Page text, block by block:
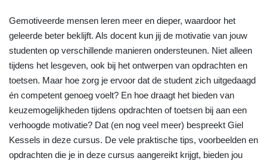
Gemotiveerde mensen leren meer en dieper, waardoor het
geleerde beter beklijft. Als docent kun jij de motivatie van jouw
studenten op verschillende manieren ondersteunen. Niet alleen
tijdens het lesgeven, ook bij het ontwerpen van opdrachten en
toetsen. Maar hoe zorg je ervoor dat de student zich uitgedaagd
én competent genoeg voelt? En hoe draagt het bieden van
keuzemogelijkheden tijdens opdrachten of toetsen bij aan een
verhoogde motivatie? Dat (en nog veel meer) bespreekt Giel
Kessels in deze cursus. De vele praktische tips, voorbeelden en
opdrachten die je in deze cursus aangereikt krijgt, bieden jou